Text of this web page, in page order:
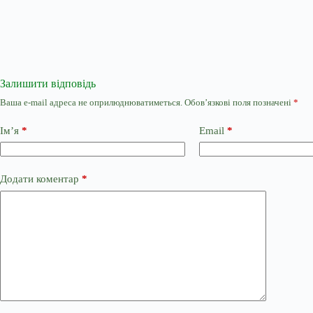
Залишити відповідь
Ваша e-mail адреса не оприлюднюватиметься. Обов’язкові поля позначені *
Ім’я * Email *
Додати коментар *